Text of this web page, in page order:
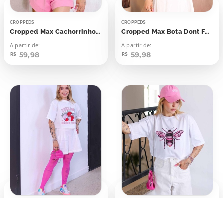
CROPPEDS
Cropped Max Cachorrinhos Good Vibes
A partir de:
R$ 59,98
CROPPEDS
Cropped Max Bota Dont Fuck
A partir de:
R$ 59,98